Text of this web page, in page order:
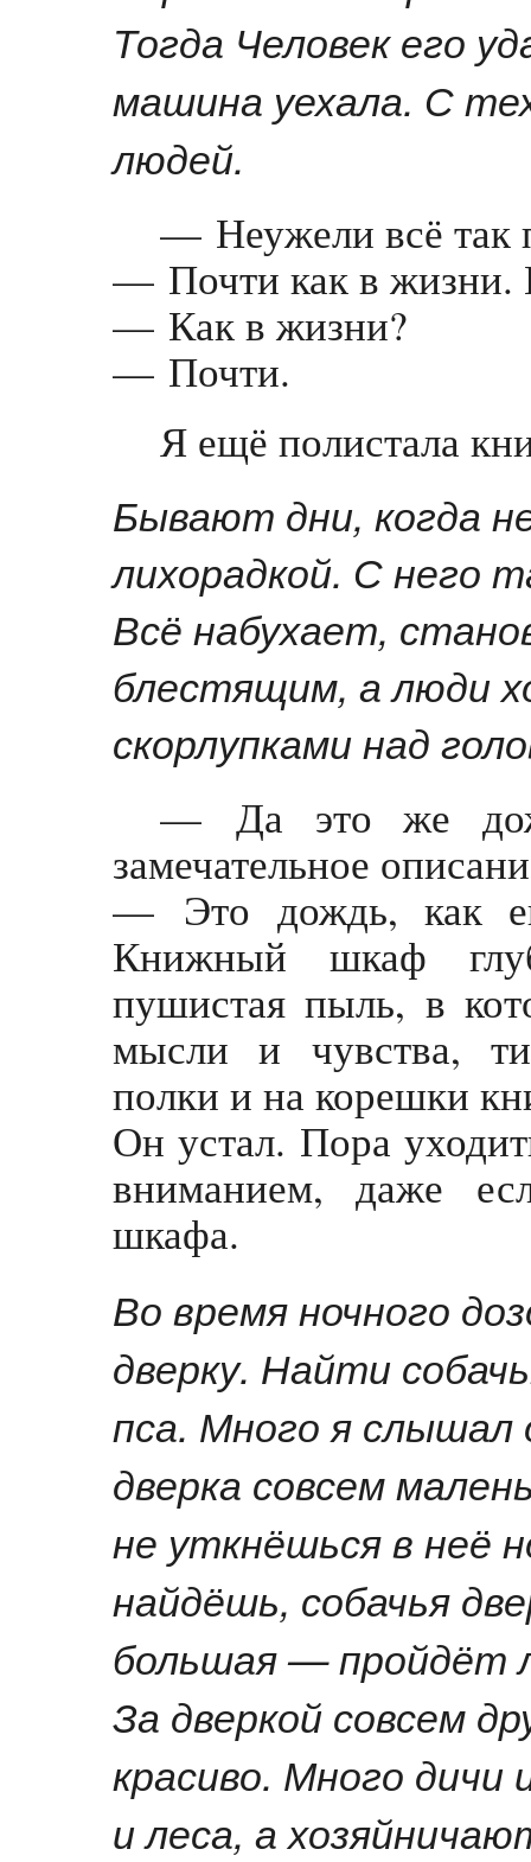
Тогда Человек его
машина уехала. С
людей.
— Неужели всё так
— Почти как в жизни.
— Как в жизни?
— Почти.
Я ещё полистала
Бывают дни, когда
лихорадкой. С него
Всё набухает,
блестящим, а люди
скорлупками над
— Да это же
замечательное
— Это дождь, как
Книжный шкаф
пушистая пыль, в
мысли и чувства,
полки и на корешки
Он устал. Пора
вниманием, даже
шкафа.
Во время ночного
дверку. Найти
пса. Много я слышал
дверка совсем
не уткнёшься в неё
найдёшь, собачья
большая — пройдёт
За дверкой совсем
красиво. Много дичи
и леса, а